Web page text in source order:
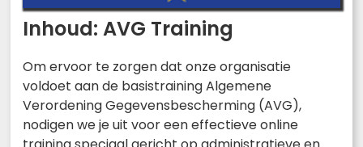
Inhoud: AVG Training
Om ervoor te zorgen dat onze organisatie
voldoet aan de basistraining Algemene
Verordening Gegevensbescherming (AVG),
nodigen we je uit voor een effectieve online